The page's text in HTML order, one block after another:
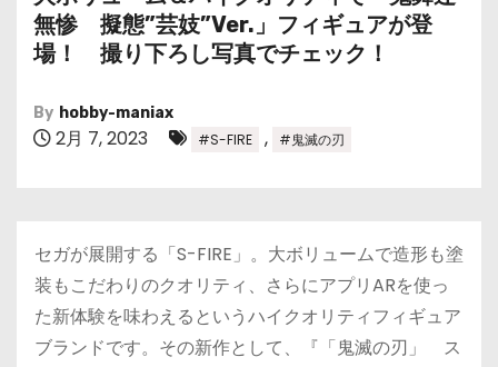
無惨 擬態”芸妓”Ver.」フィギュアが登
場！ 撮り下ろし写真でチェック！
By hobby-maniax
2月 7, 2023 #S-FIRE , #鬼滅の刃
セガが展開する「S-FIRE」。大ボリュームで造形も塗
装もこだわりのクオリティ、さらにアプリARを使っ
た新体験を味わえるというハイクオリティフィギュア
ブランドです。その新作として、『「鬼滅の刃」 ス